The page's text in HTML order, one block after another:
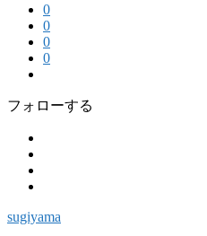
0
0
0
0
フォローする
sugiyama